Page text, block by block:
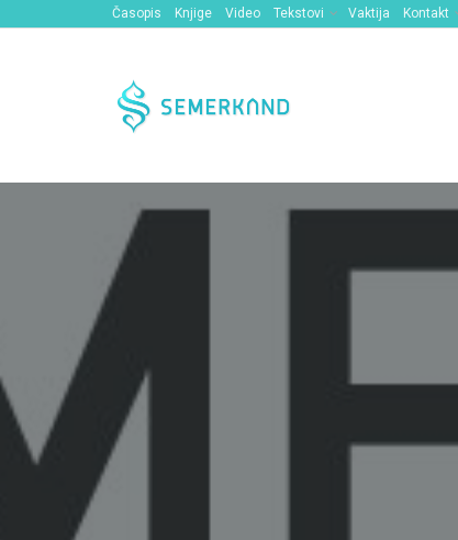
Časopis Knjige Video Tekstovi Vaktija Kontakt